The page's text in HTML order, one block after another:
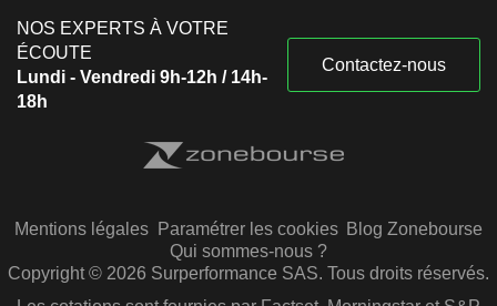
NOS EXPERTS À VOTRE
ÉCOUTE
Lundi - Vendredi 9h-12h / 14h-
18h
Contactez-nous
Mentions légales Paramétrer les cookies Blog Zonebourse
Qui sommes-nous ?
Copyright © 2026 Surperformance SAS. Tous droits réservés.